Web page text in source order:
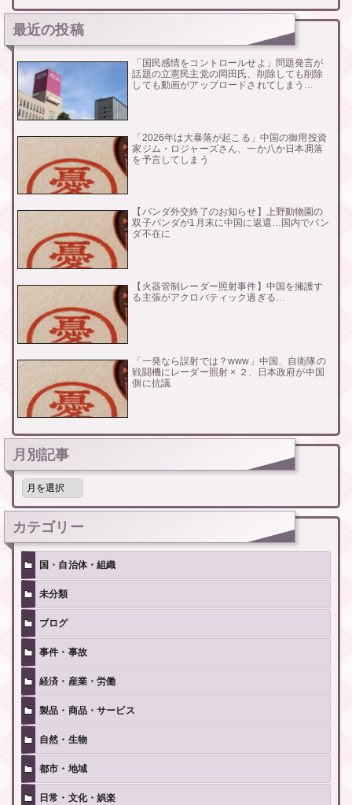
最近の投稿
「国民感情をコントロールせよ」問題発言が
話題の立憲民主党の岡田氏、削除しても削除
しても動画がアップロードされてしまう…
「2026年は大暴落が起こる」中国の御用投資
家ジム・ロジャーズさん、一か八か日本凋落
を予言してしまう
【パンダ外交終了のお知らせ】上野動物園の
双子パンダが1月末に中国に返還…国内でパン
ダ不在に
【火器管制レーダー照射事件】中国を擁護す
る主張がアクロバティック過ぎる…
「一発なら誤射では？www」中国、自衛隊の
戦闘機にレーダー照射 × ２、日本政府が中国
側に抗議
月別記事
月
記
事
カテゴリー
国・自治体・組織
未分類
ブログ
事件・事故
経済・産業・労働
製品・商品・サービス
自然・生物
都市・地域
日常・文化・娯楽